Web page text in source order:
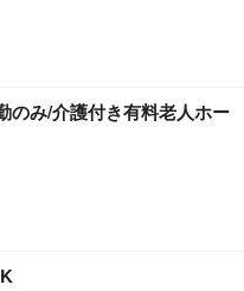
のみ/介護付き有料老人ホー